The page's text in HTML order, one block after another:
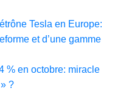
Tesla en Europe:
et d’une gamme
% en octobre: miracle
?